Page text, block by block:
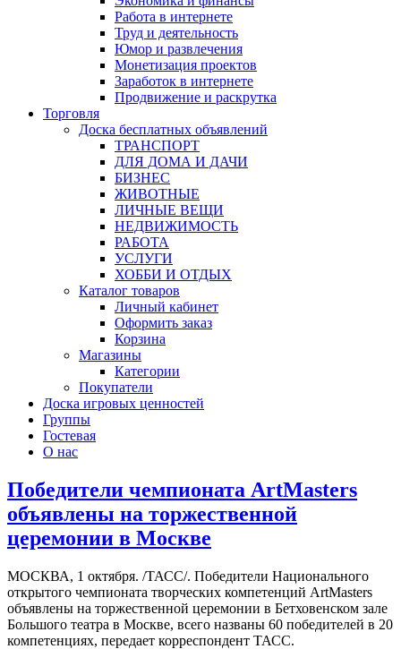
Работа в интернете
Труд и деятельность
Юмор и развлечения
Монетизация проектов
Заработок в интернете
Продвижение и раскрутка
Торговля
Доска бесплатных объявлений
ТРАНСПОРТ
ДЛЯ ДОМА И ДАЧИ
БИЗНЕС
ЖИВОТНЫЕ
ЛИЧНЫЕ ВЕЩИ
НЕДВИЖИМОСТЬ
РАБОТА
УСЛУГИ
ХОББИ И ОТДЫХ
Каталог товаров
Личный кабинет
Оформить заказ
Корзина
Магазины
Категории
Покупатели
Доска игровых ценностей
Группы
Гостевая
О нас
Победители чемпионата ArtMasters
объявлены на торжественной
церемонии в Москве
МОСКВА, 1 октября. /ТАСС/. Победители Национального
открытого чемпионата творческих компетенций ArtMasters
объявлены на торжественной церемонии в Бетховенском зале
Большого театра в Москве, всего названы 60 победителей в 20
компетенциях, передает корреспондент ТАСС.